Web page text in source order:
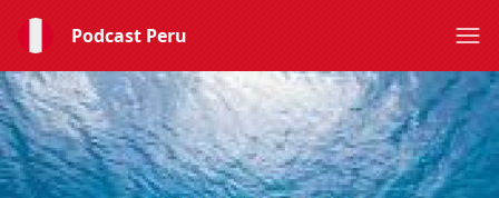
Podcast Peru